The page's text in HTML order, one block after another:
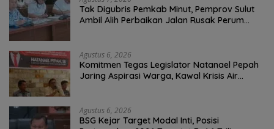
Tak Digubris Pemkab Minut, Pemprov Sulut
Ambil Alih Perbaikan Jalan Rusak Perum
Agustus 6, 2026
Komitmen Tegas Legislator Natanael Pepah
Jaring Aspirasi Warga, Kawal Krisis Air
Agustus 6, 2026
BSG Kejar Target Modal Inti, Posisi